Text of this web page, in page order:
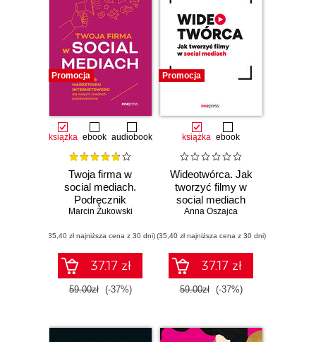
Promocja
książka ebook audiobook
Twoja firma w
social mediach.
Podręcznik
marketingu
małych i średnich
przedsiębiorstw.
Wydanie IV
poszerzone
Marcin Żukowski
(35,40 zł najniższa cena z 30 dni)
37.17 zł
59.00zł (-37%)
Promocja
książka ebook
Wideotwórca. Jak
tworzyć filmy w
social mediach
Anna Oszajca
(35,40 zł najniższa cena z 30 dni)
37.17 zł
59.00zł (-37%)